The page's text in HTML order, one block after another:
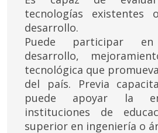
tecnologías
desarrollo.
Puede participar
desarrollo,
tecnológica que
del país. Previa
puede apoyar la
instituciones de
superior en ingeniería o